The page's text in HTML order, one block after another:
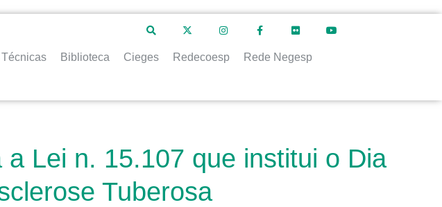
Biblioteca Cieges Redecoesp Rede Negesp
Lei n. 15.107 que institui o Dia
Tuberosa